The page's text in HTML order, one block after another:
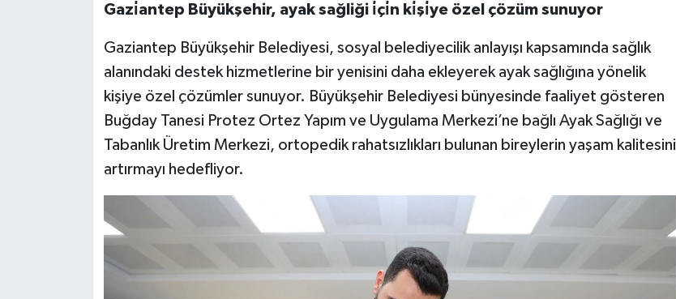
Gazi̇antep Büyükşehir, ayak sağliği i̇çi̇n ki̇şi̇ye özel çözüm sunuyor
Gaziantep Büyükşehir Belediyesi, sosyal belediyecilik anlayışı kapsamında sağlık
alanındaki destek hizmetlerine bir yenisini daha ekleyerek ayak sağlığına yönelik
kişiye özel çözümler sunuyor. Büyükşehir Belediyesi bünyesinde faaliyet gösteren
Buğday Tanesi Protez Ortez Yapım ve Uygulama Merkezi’ne bağlı Ayak Sağlığı ve
Tabanlık Üretim Merkezi, ortopedik rahatsızlıkları bulunan bireylerin yaşam kalitesini
artırmayı hedefliyor.